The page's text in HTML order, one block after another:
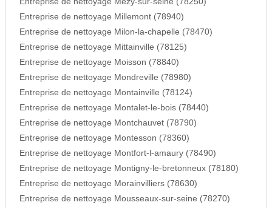
Entreprise de nettoyage Millemont (78940)
Entreprise de nettoyage Milon-la-chapelle (78470)
Entreprise de nettoyage Mittainville (78125)
Entreprise de nettoyage Moisson (78840)
Entreprise de nettoyage Mondreville (78980)
Entreprise de nettoyage Montainville (78124)
Entreprise de nettoyage Montalet-le-bois (78440)
Entreprise de nettoyage Montchauvet (78790)
Entreprise de nettoyage Montesson (78360)
Entreprise de nettoyage Montfort-l-amaury (78490)
Entreprise de nettoyage Montigny-le-bretonneux (78180)
Entreprise de nettoyage Morainvilliers (78630)
Entreprise de nettoyage Mousseaux-sur-seine (78270)